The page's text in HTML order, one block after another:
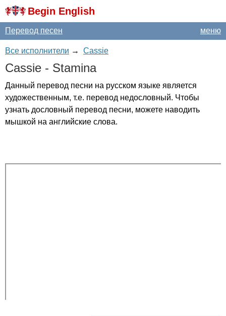
Begin English
меню
Перевод песен
Все исполнители → Cassie
Cassie - Stamina
Данный перевод песни на русском языке является
художественным, т.е. перевод недословный. Чтобы
узнать дословный перевод песни, можете наводить
мышкой на английские слова.